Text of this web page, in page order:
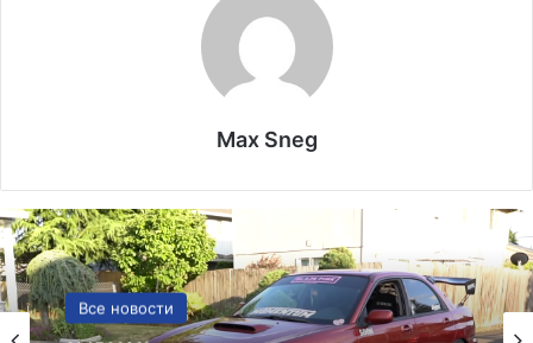
Max Sneg
США